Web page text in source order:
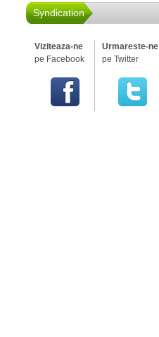
Syndication
Viziteaza-ne
pe Facebook
Urmareste-ne
pe Twitter